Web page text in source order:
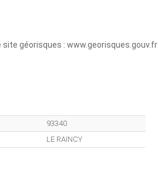
géorisques : www.georisques.gouv.fr
93340
LE RAINCY